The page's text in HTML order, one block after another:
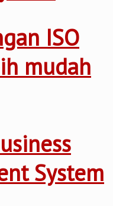
ISO
mudah
System